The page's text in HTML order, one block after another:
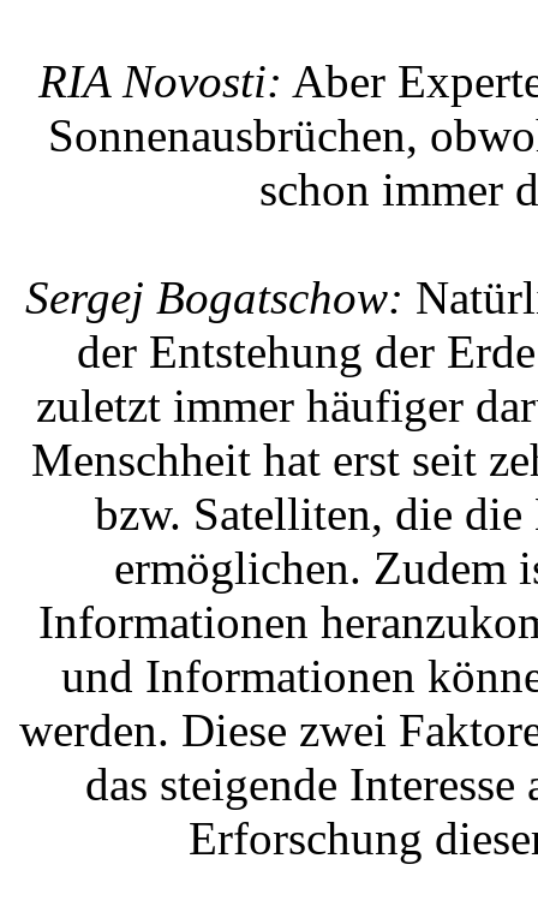
RIA Novosti: Aber
Sonnenausbrüchen,
schon immer
Sergej Bogatschow:
der Entstehung der
zuletzt immer häufiger
Menschheit hat erst seit
bzw. Satelliten, die die
ermöglichen. Zudem
Informationen
und Informationen
werden. Diese zwei
das steigende
Erforschung